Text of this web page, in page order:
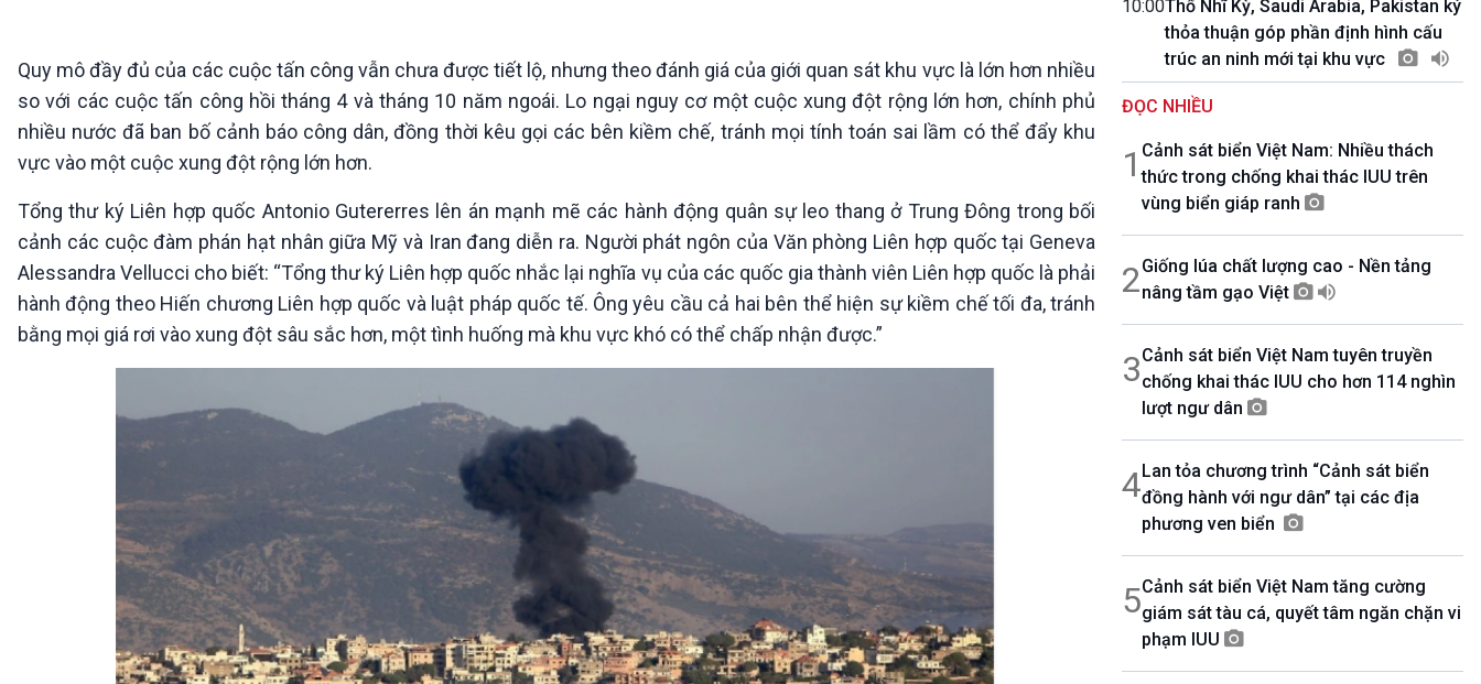
Tài nguyên và Môi trường
Chuyên gia của bạn
Xã hội chuyển động
Bước chân đến trường
khí hậu
E-Magazine
10 phút Sự kiện - Luận bàn
Câu chuyện thời sự
Dòng chảy sự kiện
Đối thoại
Chuyện đêm
Thanh âm ký sự
Chân dung cuộc sống
Các chương trình đặc biệt
Quy mô đầy đủ của các cuộc tấn công vẫn chưa được tiết lộ, nhưng theo đánh giá của giới quan sát khu vực là lớn hơn nhiều
so với các cuộc tấn công hồi tháng 4 và tháng 10 năm ngoái. Lo ngại nguy cơ một cuộc xung đột rộng lớn hơn, chính phủ
nhiều nước đã ban bố cảnh báo công dân, đồng thời kêu gọi các bên kiềm chế, tránh mọi tính toán sai lầm có thể đẩy khu
vực vào một cuộc xung đột rộng lớn hơn.
Tổng thư ký Liên hợp quốc Antonio Gutererres lên án mạnh mẽ các hành động quân sự leo thang ở Trung Đông trong bối
cảnh các cuộc đàm phán hạt nhân giữa Mỹ và Iran đang diễn ra. Người phát ngôn của Văn phòng Liên hợp quốc tại Geneva
Alessandra Vellucci cho biết: “Tổng thư ký Liên hợp quốc nhắc lại nghĩa vụ của các quốc gia thành viên Liên hợp quốc là phải
hành động theo Hiến chương Liên hợp quốc và luật pháp quốc tế. Ông yêu cầu cả hai bên thể hiện sự kiềm chế tối đa, tránh
bằng mọi giá rơi vào xung đột sâu sắc hơn, một tình huống mà khu vực khó có thể chấp nhận được.”
10:00Thổ Nhĩ Kỳ, Saudi Arabia, Pakistan ký
thỏa thuận góp phần định hình cấu
trúc an ninh mới tại khu vực
ĐỌC NHIỀU
1Cảnh sát biển Việt Nam: Nhiều thách
thức trong chống khai thác IUU trên
vùng biển giáp ranh
2Giống lúa chất lượng cao - Nền tảng
nâng tầm gạo Việt
3Cảnh sát biển Việt Nam tuyên truyền
chống khai thác IUU cho hơn 114 nghìn
lượt ngư dân
4Lan tỏa chương trình “Cảnh sát biển
đồng hành với ngư dân” tại các địa
phương ven biển
5Cảnh sát biển Việt Nam tăng cường
giám sát tàu cá, quyết tâm ngăn chặn vi
phạm IUU